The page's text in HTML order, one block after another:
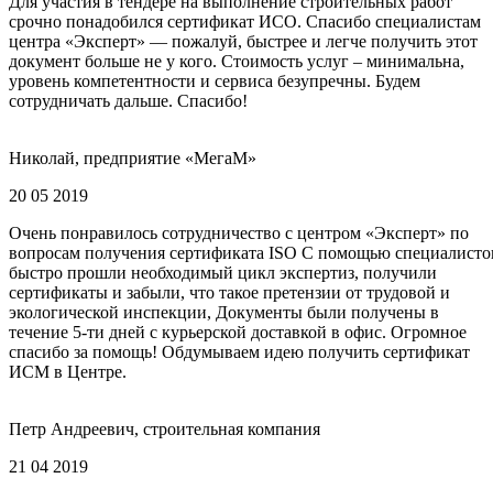
срочно понадобился сертификат ИСО. Спасибо специалистам
центра «Эксперт» — пожалуй, быстрее и легче получить этот
документ больше не у кого. Стоимость услуг – минимальна,
уровень компетентности и сервиса безупречны. Будем
сотрудничать дальше. Спасибо!
Николай, предприятие «МегаМ»
20 05 2019
Очень понравилось сотрудничество с центром «Эксперт» по
вопросам получения сертификата ISO С помощью
быстро прошли необходимый цикл экспертиз, получили
сертификаты и забыли, что такое претензии от трудовой и
экологической инспекции, Документы были получены в
течение 5-ти дней с курьерской доставкой в офис. Огромное
спасибо за помощь! Обдумываем идею получить сертификат
ИСМ в Центре.
Петр Андреевич, строительная компания
21 04 2019